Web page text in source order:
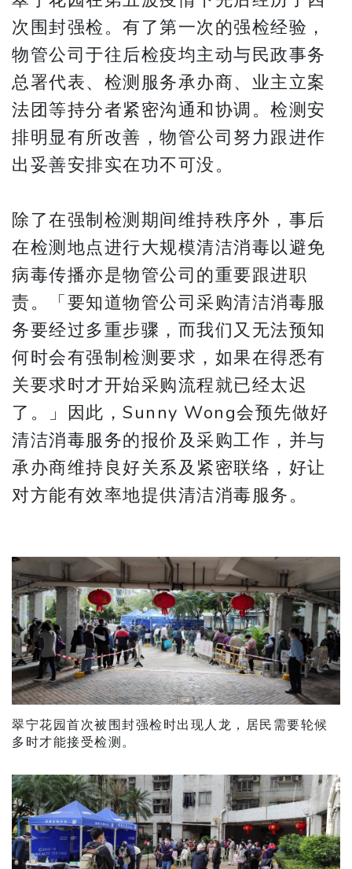
次围封强检。有了第一次的强检经验，
物管公司于往后检疫均主动与民政事务
总署代表、检测服务承办商、业主立案
法团等持分者紧密沟通和协调。检测安
排明显有所改善，物管公司努力跟进作
出妥善安排实在功不可没。
除了在强制检测期间维持秩序外，事后
在检测地点进行大规模清洁消毒以避免
病毒传播亦是物管公司的重要跟进职
责。「要知道物管公司采购清洁消毒服
务要经过多重步骤，而我们又无法预知
何时会有强制检测要求，如果在得悉有
关要求时才开始采购流程就已经太迟
了。」因此，Sunny Wong会预先做好
清洁消毒服务的报价及采购工作，并与
承办商维持良好关系及紧密联络，好让
对方能有效率地提供清洁消毒服务。
翠宁花园首次被围封强检时出现人龙，居民需要轮候
多时才能接受检测。